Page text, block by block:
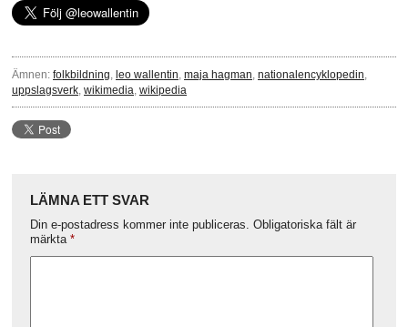
Ämnen: folkbildning leo wallentin maja hagman nationalencyklopedin
uppslagsverk wikimedia wikipedia
LÄMNA ETT SVAR
Din e-postadress kommer inte publiceras. Obligatoriska fält är
märkta *